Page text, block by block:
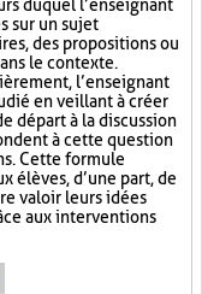
duquel l’enseignant
sur un sujet
des propositions ou
le contexte.
l’enseignant
en veillant à créer
départ à la discussion
à cette question
Cette formule
élèves, d’une part, de
valoir leurs idées
aux interventions